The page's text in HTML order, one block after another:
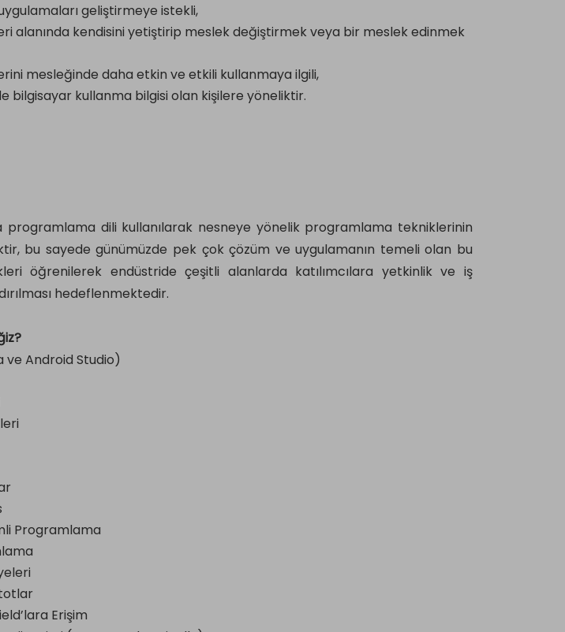
geliştirmeye istekli,
alanında kendisini yetiştirip meslek değiştirmek veya bir meslek edinmek
mesleğinde daha etkin ve etkili kullanmaya ilgili,
bilgisayar kullanma bilgisi olan kişilere yöneliktir.
programlama dili kullanılarak nesneye yönelik programlama tekniklerinin
bu sayede günümüzde pek çok çözüm ve uygulamanın temeli olan bu
öğrenilerek endüstride çeşitli alanlarda katılımcılara yetkinlik ve iş
hedeflenmektedir.
ve Android Studio)
Programlama
Erişim